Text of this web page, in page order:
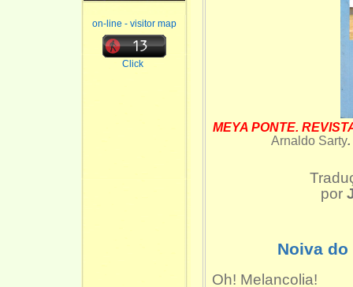
on-line - visitor map
Click
MEYA PONTE.
Arnaldo Sarty
por
Noiva do
Oh! Melancolia!